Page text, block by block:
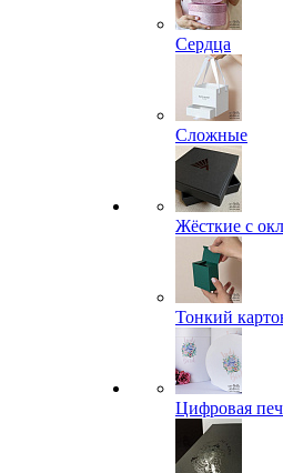
Сердца
Сложные
Жёсткие с
Тонкий
Цифровая